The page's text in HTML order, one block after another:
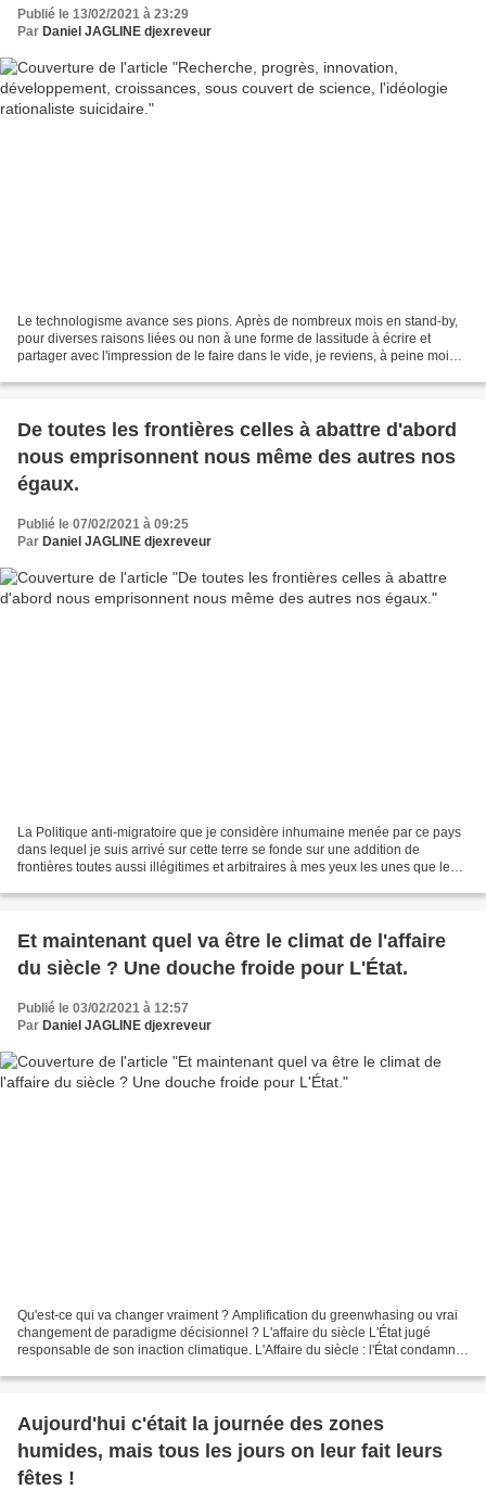
Publié le 13/02/2021 à 23:29
Par Daniel JAGLINE djexreveur
Le technologisme avance ses pions. Après de nombreux mois en stand-by,
pour diverses raisons liées ou non à une forme de lassitude à écrire et
partager avec l'impression de le faire dans le vide, je reviens, à peine moins
De toutes les frontières celles à abattre d'abord
nous emprisonnent nous même des autres nos
égaux.
Publié le 07/02/2021 à 09:25
Par Daniel JAGLINE djexreveur
La Politique anti-migratoire que je considère inhumaine menée par ce pays
dans lequel je suis arrivé sur cette terre se fonde sur une addition de
frontières toutes aussi illégitimes et arbitraires à mes yeux les unes que les
Et maintenant quel va être le climat de l'affaire
du siècle ? Une douche froide pour L'État.
Publié le 03/02/2021 à 12:57
Par Daniel JAGLINE djexreveur
Qu'est-ce qui va changer vraiment ? Amplification du greenwhasing ou vrai
changement de paradigme décisionnel ? L'affaire du siècle L'État jugé
responsable de son inaction climatique. L'Affaire du siècle : l'État condamné
Aujourd'hui c'était la journée des zones
humides, mais tous les jours on leur fait leurs
fêtes !